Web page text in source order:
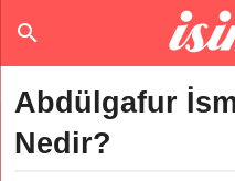
Abdülgafur
Nedir?